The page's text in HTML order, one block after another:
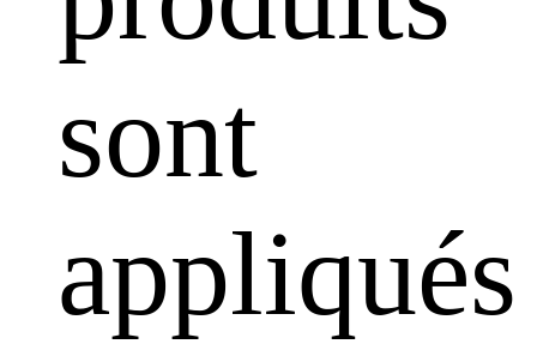
sont
appliqués